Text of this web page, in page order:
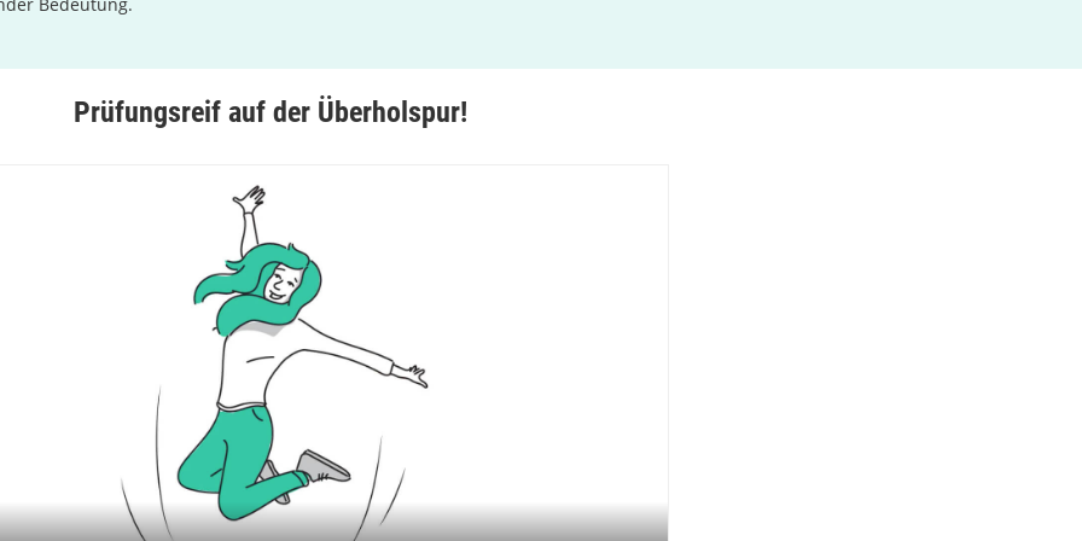
Prüfungsreif auf der Überholspur!